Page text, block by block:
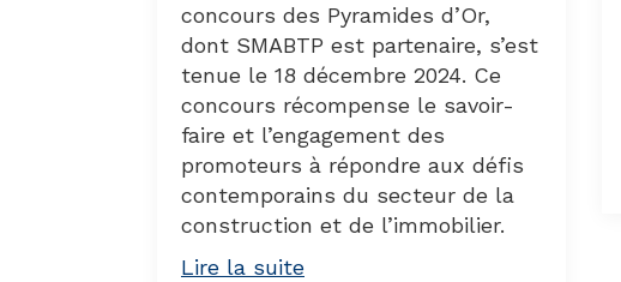
concours des Pyramides d’Or,
dont SMABTP est partenaire, s’est
tenue le 18 décembre 2024. Ce
concours récompense le savoir-
faire et l’engagement des
promoteurs à répondre aux défis
contemporains du secteur de la
construction et de l’immobilier.
Lire la suite